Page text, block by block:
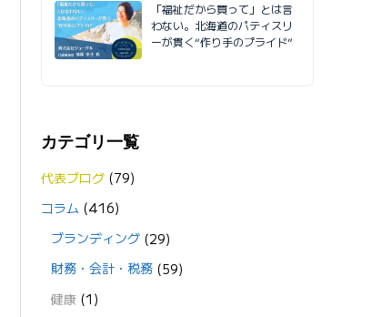
「福祉だから買って」とは言
わない。北海道のパティスリ
ーが貫く“作り手のプライド”
カテゴリ一覧
代表ブログ (79)
コラム (416)
ブランディング(29)
財務・会計・税務(59)
健康(1)